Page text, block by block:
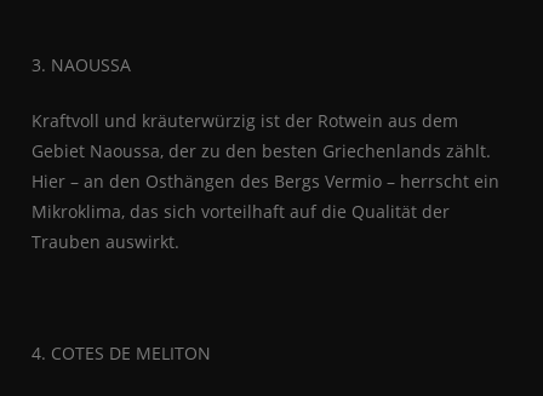
3. NAOUSSA
Kraftvoll und kräuterwürzig ist der Rotwein aus dem
Gebiet Naoussa, der zu den besten Griechenlands zählt.
Hier – an den Osthängen des Bergs Vermio – herrscht ein
Mikroklima, das sich vorteilhaft auf die Qualität der
Trauben auswirkt.
4. COTES DE MELITON